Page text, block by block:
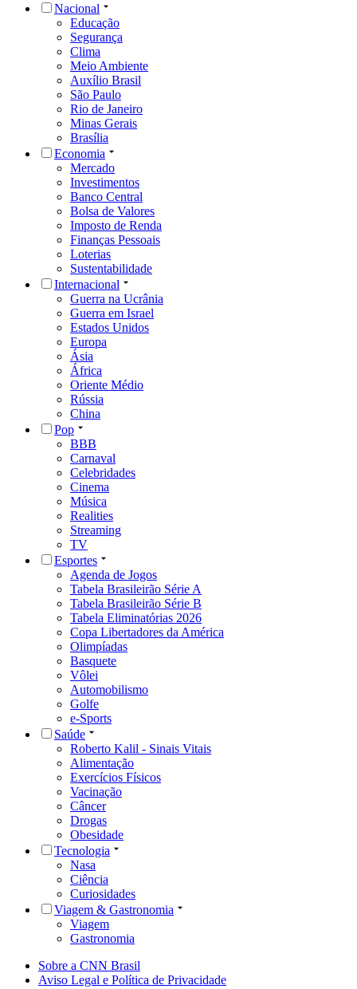
Nacional
Educação
Segurança
Clima
Meio Ambiente
Auxílio Brasil
São Paulo
Rio de Janeiro
Minas Gerais
Brasília
Economia
Mercado
Investimentos
Banco Central
Bolsa de Valores
Imposto de Renda
Finanças Pessoais
Loterias
Sustentabilidade
Internacional
Guerra na Ucrânia
Guerra em Israel
Estados Unidos
Europa
Ásia
África
Oriente Médio
Rússia
China
Pop
BBB
Carnaval
Celebridades
Cinema
Música
Realities
Streaming
TV
Esportes
Agenda de Jogos
Tabela Brasileirão Série A
Tabela Brasileirão Série B
Tabela Eliminatórias 2026
Copa Libertadores da América
Olimpíadas
Basquete
Vôlei
Automobilismo
Golfe
e-Sports
Saúde
Roberto Kalil - Sinais Vitais
Alimentação
Exercícios Físicos
Vacinação
Câncer
Drogas
Obesidade
Tecnologia
Nasa
Ciência
Curiosidades
Viagem & Gastronomia
Viagem
Gastronomia
Sobre a CNN Brasil
Aviso Legal e Política de Privacidade